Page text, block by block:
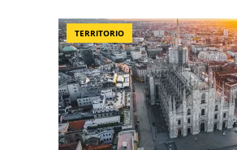
TERRITORIO